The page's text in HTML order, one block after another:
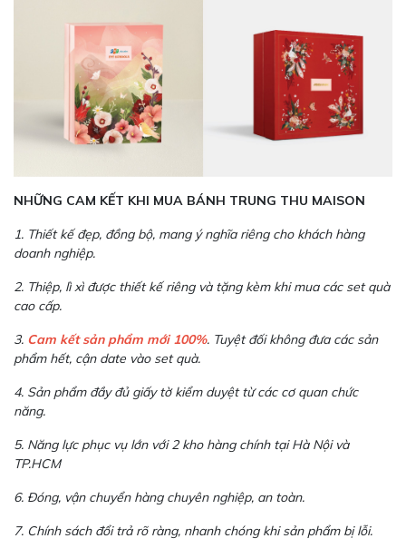
NHỮNG CAM KẾT KHI MUA BÁNH TRUNG THU MAISON
1. Thiết kế đẹp, đồng bộ, mang ý nghĩa riêng cho khách hàng
doanh nghiệp.
2. Thiệp, lì xì được thiết kế riêng và tặng kèm khi mua các set quà
cao cấp.
3. Cam kết sản phẩm mới 100%. Tuyệt đối không đưa các sản
phẩm hết, cận date vào set quà.
4. Sản phẩm đầy đủ giấy tờ kiểm duyệt từ các cơ quan chức
năng.
5. Năng lực phục vụ lớn với 2 kho hàng chính tại Hà Nội và
TP.HCM
6. Đóng, vận chuyển hàng chuyên nghiệp, an toàn.
7. Chính sách đổi trả rõ ràng, nhanh chóng khi sản phẩm bị lỗi.